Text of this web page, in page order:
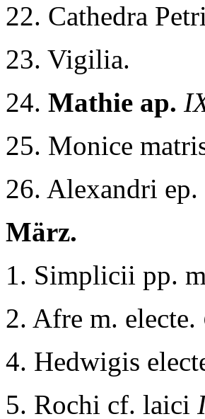
22. Cathedra Petri
23. Vigilia.
24. Mathie ap.
25. Monice
26. Alexandri ep.
März.
1. Simplicii pp.
2. Afre m. electe.
4. Hedwigis
5. Rochi cf. laici